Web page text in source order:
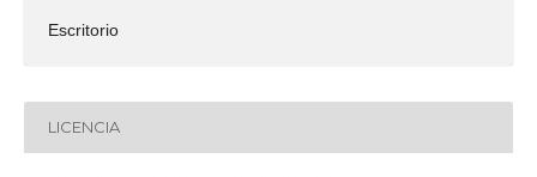
Escritorio
LICENCIA